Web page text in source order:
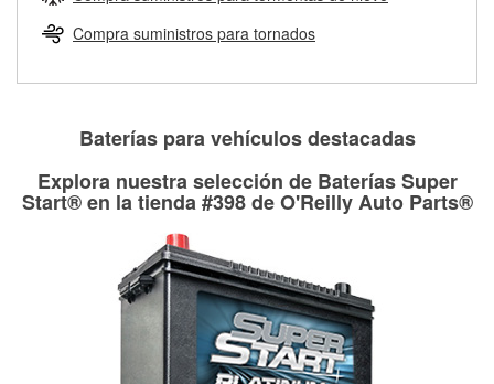
Herramientas de O'Reilly
pueden ser reutilizados, podemos ayudarte a encontrar las
partes de reemplazo correctas para tu reparación.
Rectificación de tambores y discos de freno
Compra suministros para tornados
Baterías para vehículos destacadas
Explora nuestra selección de Baterías Super
Start® en la tienda #398 de O'Reilly Auto Parts®